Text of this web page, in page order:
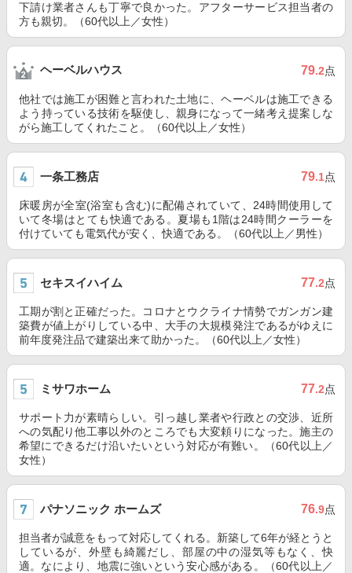
下請け業者さんも丁寧で良かった。アフターサービス担当者の
方も親切。（60代以上／女性）
ヘーベルハウス 79.2点
他社では施工が困難と言われた土地に、ヘーベルは施工できる
よう持っている技術を駆使し、親身になって一緒考え提案しな
がら施工してくれたこと。（60代以上／女性）
一条工務店 79.1点
床暖房が全室(浴室も含む)に配備されていて、24時間使用して
いて冬場はとても快適である。夏場も1階は24時間クーラーを
付けていても電気代が安く、快適である。（60代以上／男性）
セキスイハイム 77.2点
工期が割と正確だった。コロナとウクライナ情勢でガンガン建
築費が値上がりしている中、大手の大規模発注であるがゆえに
前年度発注品で建築出来て助かった。（60代以上／女性）
ミサワホーム 77.2点
サポート力が素晴らしい。引っ越し業者や行政との交渉、近所
への気配り他工事以外のところでも大変頼りになった。施主の
希望にできるだけ沿いたいという対応が有難い。（60代以上／
女性）
パナソニック ホームズ 76.9点
担当者が誠意をもって対応してくれる。新築して6年が経とうと
しているが、外壁も綺麗だし、部屋の中の湿気等もなく、快
適。なにより、地震に強いという安心感がある。（60代以上／